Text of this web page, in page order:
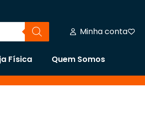
Minha conta
Física Quem Somos